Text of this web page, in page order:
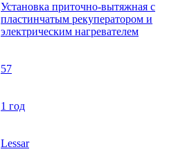
Установка приточно-вытяжная с
пластинчатым рекуператором и
электрическим нагревателем
57
1 год
Lessar